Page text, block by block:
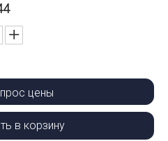
цены
в корзину